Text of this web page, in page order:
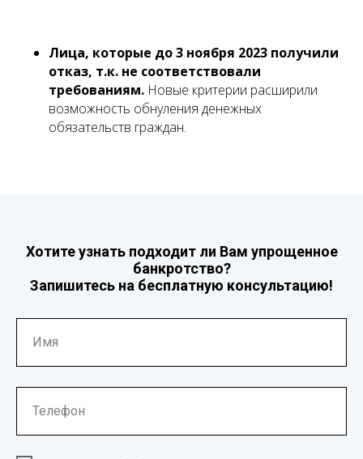
Лица, которые до 3 ноября 2023 получили
отказ, т.к. не соответствовали
требованиям. Новые критерии расширили
возможность обнуления денежных
обязательств граждан.
Хотите узнать подходит ли Вам упрощенное
банкротство?
Запишитесь на бесплатную консультацию!
Имя
Телефон